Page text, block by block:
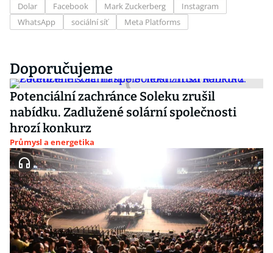
Dolar
Facebook Mark Zuckerberg
Instagram
WhatsApp
sociální síť Meta Platforms
Doporučujeme
Potenciální zachránce Soleku zrušil
nabídku. Zadlužené solární společnosti
hrozí konkurz
Průmysl a energetika